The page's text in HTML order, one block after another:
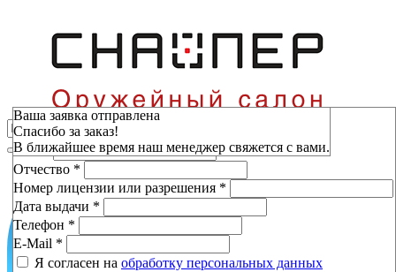
Зарезервировать
Фамилия*
Имя*
Отчество *
Номер лицензии или разрешения *
Дата выдачи *
Телефон *
E-Mail *
Я согласен на обработку персональных данных
Ваша заявка отправлена
Спасибо за заказ!
В ближайшее время наш менеджер свяжется с вами.